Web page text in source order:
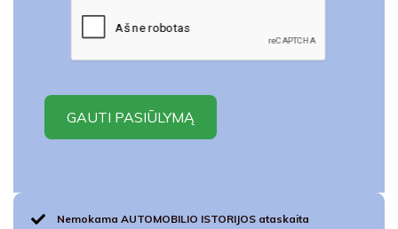
Nemokama AUTOMOBILIO ISTORIJOS ataskaita